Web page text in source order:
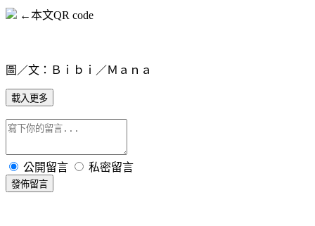
←本文QR code
圖／文：Ｂｉｂｉ／Ｍａｎａ
載入更多
公開留言 私密留言
發佈留言